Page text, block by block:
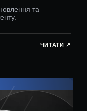
та
ЧИТАТИ ↗︎